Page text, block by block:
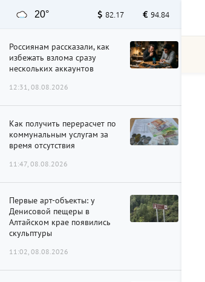
20° 82.17 94.84
Россиянам рассказали, как
избежать взлома сразу
нескольких аккаунтов
12:31, 08.08.2026
Как получить перерасчет по
коммунальным услугам за
время отсутствия
11:47, 08.08.2026
Первые арт-объекты: у
Денисовой пещеры в
Алтайском крае появились
скульптуры
11:02, 08.08.2026